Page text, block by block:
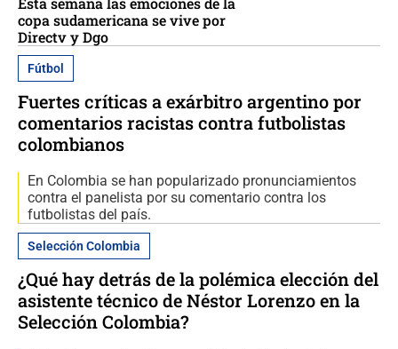
copa sudamericana se vive por
Directv y Dgo
Fútbol
Fuertes críticas a exárbitro argentino por
comentarios racistas contra futbolistas
colombianos
En Colombia se han popularizado pronunciamientos
contra el panelista por su comentario contra los
futbolistas del país.
Selección Colombia
¿Qué hay detrás de la polémica elección del
asistente técnico de Néstor Lorenzo en la
Selección Colombia?